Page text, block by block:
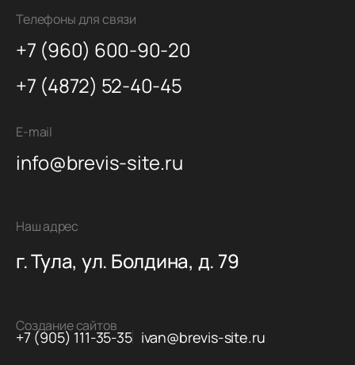
E-mail
info@brevis-site.ru
Телефоны для связи
+7 (960) 600-90-20
+7 (4872) 52-40-45
Наш адрес
г. Тула, ул. Болдина, д. 79
Создание сайтов
+7 (905) 111-35-35 ivan@brevis-site.ru